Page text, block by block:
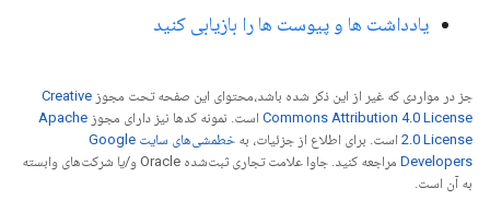
یادداشت ها و پیوست ها را بازیابی کنید
جز در مواردی که غیر از این ذکر شده باشد،‌محتوای این صفحه تحت مجوز Creative
Commons Attribution 4.0 License است. نمونه کدها نیز دارای مجوز Apache
2.0 License است. برای اطلاع از جزئیات، به
خطمشی‌های سایت Google
Developers‏
مراجعه کنید. جاوا علامت تجاری ثبت‌شده Oracle و/یا شرکت‌های وابسته
به آن است.